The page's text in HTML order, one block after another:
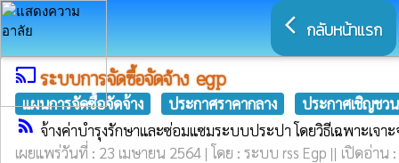
arrow_back_ios กลับหน้าแรก
castระบบการจัดซื้อจัดจ้าง egp
แผนการจัดซื้อจัดจ้าง ประกาศราคากลาง ประกาศเชิญชวน
rss_feed จ้างค่าบำรุงรักษาและซ่อมแซมระบบประปา โดยวิธีเฉพาะเจา
เผยแพร่วันที่ : 23 เมษายน 2564 | โดย : ระบบ rss Egp || เปิดอ่าน